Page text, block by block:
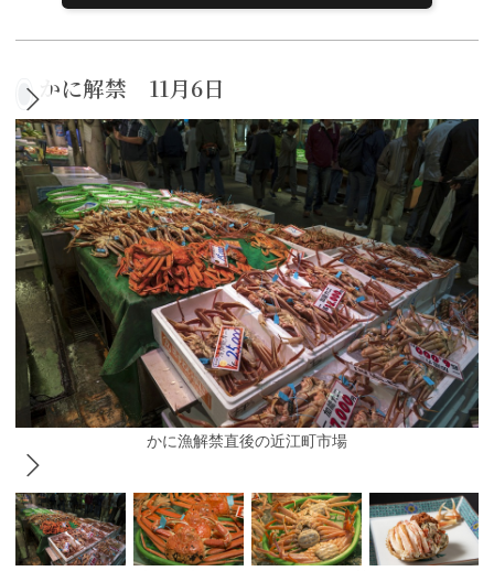
かに解禁 11月6日
かに漁解禁直後の近江町市場